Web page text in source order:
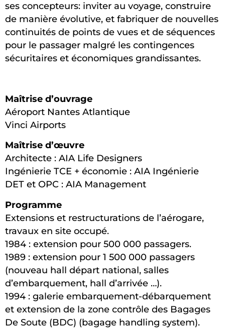
ses concepteurs: inviter au voyage, construire
de manière évolutive, et fabriquer de nouvelles
continuités de points de vues et de séquences
pour le passager malgré les contingences
sécuritaires et économiques grandissantes.
Maîtrise d’ouvrage
Aéroport Nantes Atlantique
Vinci Airports
Maîtrise d’œuvre
Architecte : AIA Life Designers
Ingénierie TCE + économie : AIA Ingénierie
DET et OPC : AIA Management
Programme
Extensions et restructurations de l’aérogare,
travaux en site occupé.
1984 : extension pour 500 000 passagers.
1989 : extension pour 1 500 000 passagers
(nouveau hall départ national, salles
d’embarquement, hall d’arrivée …).
1994 : galerie embarquement-débarquement
et extension de la zone contrôle des Bagages
De Soute (BDC) (bagage handling system).